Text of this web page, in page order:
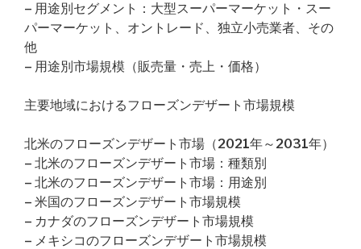
– 用途別セグメント：大型スーパーマーケット・スー
パーマーケット、オントレード、独立小売業者、その
他
– 用途別市場規模（販売量・売上・価格）
主要地域におけるフローズンデザート市場規模
北米のフローズンデザート市場（2021年～2031年）
– 北米のフローズンデザート市場：種類別
– 北米のフローズンデザート市場：用途別
– 米国のフローズンデザート市場規模
– カナダのフローズンデザート市場規模
– メキシコのフローズンデザート市場規模